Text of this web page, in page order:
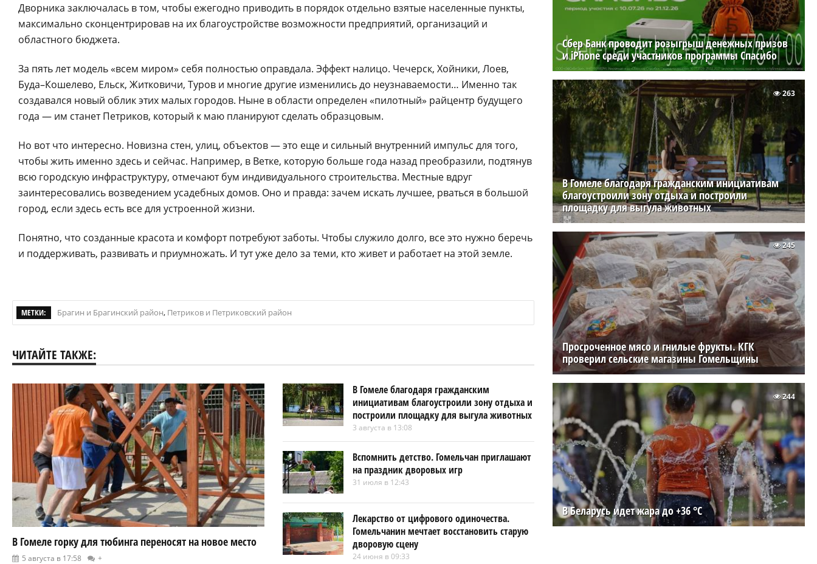
Дворника заключалась в том, чтобы ежегодно приводить в порядок отдельно взятые населенные пункты,
максимально сконцентрировав на их благоустройстве возможности предприятий, организаций и
областного бюджета.
За пять лет модель «всем миром» себя полностью оправдала. Эффект налицо. Чечерск, Хойники, Лоев,
Буда–Кошелево, Ельск, Житковичи, Туров и многие другие изменились до неузнаваемости… Именно так
создавался новый облик этих малых городов. Ныне в области определен «пилотный» райцентр будущего
года — им станет Петриков, который к маю планируют сделать образцовым.
Но вот что интересно. Новизна стен, улиц, объектов — это еще и сильный внутренний импульс для того,
чтобы жить именно здесь и сейчас. Например, в Ветке, которую больше года назад преобразили, подтянув
всю городскую инфраструктуру, отмечают бум индивидуального строительства. Местные вдруг
заинтересовались возведением усадебных домов. Оно и правда: зачем искать лучшее, рваться в большой
город, если здесь есть все для устроенной жизни.
Понятно, что созданные красота и комфорт потребуют заботы. Чтобы служило долго, все это нужно беречь
и поддерживать, развивать и приумножать. И тут уже дело за теми, кто живет и работает на этой земле.
МЕТКИ: Брагин и Брагинский район, Петриков и Петриковский район
ЧИТАЙТЕ ТАКЖЕ:
В Гомеле горку для тюбинга переносят на новое место
5 августа в 17:58 +
В Гомеле благодаря гражданским
инициативам благоустроили зону отдыха и
построили площадку для выгула животных
3 августа в 13:08
Вспомнить детство. Гомельчан приглашают
на праздник дворовых игр
31 июля в 12:43
Лекарство от цифрового одиночества.
Гомельчанин мечтает восстановить старую
дворовую сцену
24 июня в 09:33
Сбер Банк проводит розыгрыш денежных призов
и iPhone среди участников программы Спасибо
В Гомеле благодаря гражданским инициативам
благоустроили зону отдыха и построили
площадку для выгула животных
263
Просроченное мясо и гнилые фрукты. КГК
проверил сельские магазины Гомельщины
245
В Беларусь идет жара до +36 °C
244